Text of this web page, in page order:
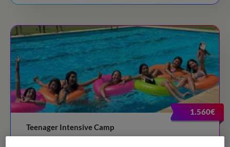
1.560€
Teenager Intensive Camp